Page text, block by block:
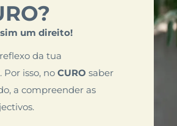
um direito!
da tua
Por isso, noCURO saber
a compreender as